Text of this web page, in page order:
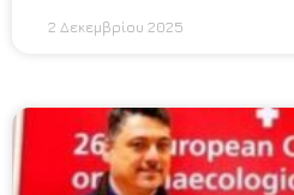
2 Δεκεμβρίου 2025